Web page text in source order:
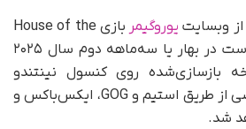
وبسایت یوروگیمر
بازی House of the
Dead 2: Remake قرار است در بهار یا سه‌ماهه دوم سال ۲۰۲۵
بازسازی‌شده روی کنسول نینتندو
سوییچ، رایانه‌های شخصی از طریق استیم و GOG، ایکس‌باکس و
شد.